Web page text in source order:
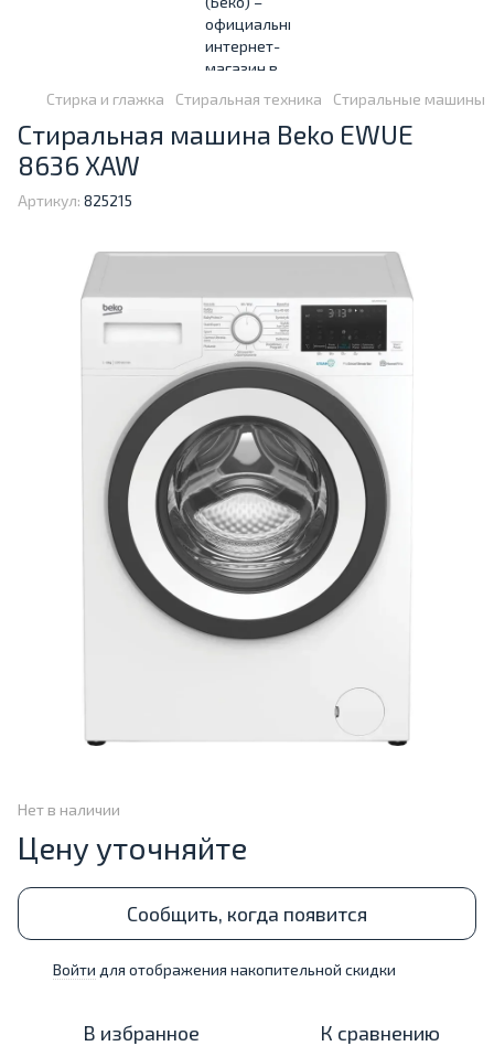
Стирка и глажка Стиральная техника Стиральные машины
Стиральная машина Beko EWUE
8636 XAW
Артикул: 825215
Нет в наличии
Цену уточняйте
Сообщить, когда появится
Войти для отображения накопительной скидки
В избранное К сравнению